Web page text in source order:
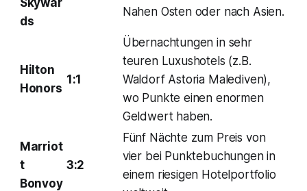
Skywar
ds
Nahen Osten oder nach Asien.
Hilton
Honors
1:1
Übernachtungen in sehr
teuren Luxushotels (z.B.
Waldorf Astoria Malediven),
wo Punkte einen enormen
Geldwert haben.
Marriot
t
Bonvoy
3:2
Fünf Nächte zum Preis von
vier bei Punktebuchungen in
einem riesigen Hotelportfolio